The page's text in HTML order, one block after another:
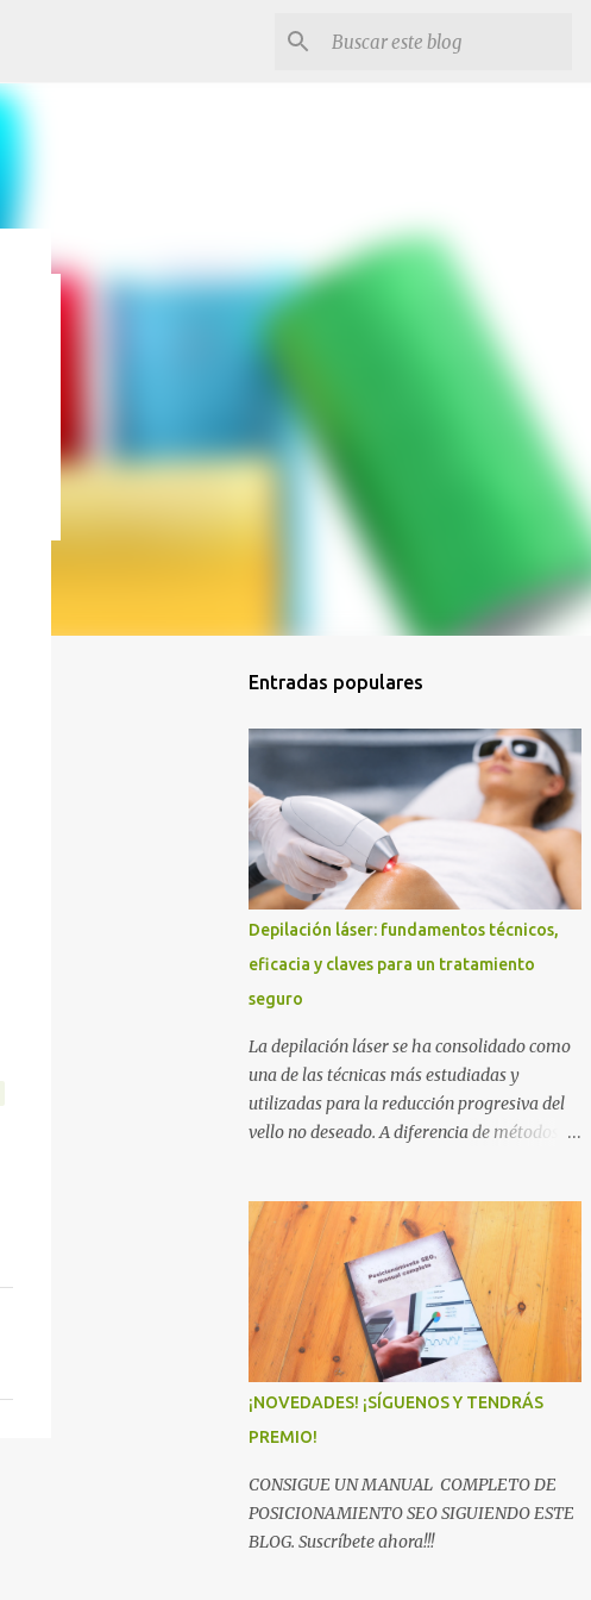
Entradas populares
Depilación láser: fundamentos técnicos,
eficacia y claves para un tratamiento
seguro
La depilación láser se ha consolidado como
una de las técnicas más estudiadas y
utilizadas para la reducción progresiva del
vello no deseado. A diferencia de métodos
conocidos: dirigir energía lumínica hacia
una estructura concreta (el folículo piloso)
para alterar su capacidad de producir vello
de forma sostenida. En centros de estética
avanzados como Jania Estètica , el valor de
este tratamiento no está solo en “eliminar
vello”, sino en hacerlo con criterio:
entendiendo cómo funciona el ciclo piloso,
qué variables influyen en los resultados y
cómo adaptar cada sesión al tipo de piel y a
la zona tratada para maximizar eficacia y
confort. Cómo funciona la depilación láser:
¡NOVEDADES! ¡SÍGUENOS Y TENDRÁS
PREMIO!
CONSIGUE UN MANUAL COMPLETO DE
POSICIONAMIENTO SEO SIGUIENDO ESTE
BLOG. Suscríbete ahora!!!